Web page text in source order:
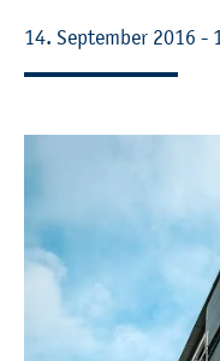
14. Sep­tem­ber 2016 -